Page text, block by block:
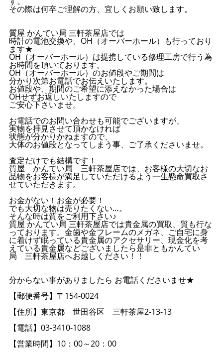
その際は何卒ご理解の方、宜しくお願い致します。
質屋 かんてい局 三軒茶屋店では
時計の電池交換や、OH（オーバーホール）も行っており
ます★
OH（オーバーホール）は提携している修理工房で行う為
お時間を頂いております。
OH（オーバーホール）のお値段やご期間は
分かり次第お電話でお伝えいたします。
お値段や、期間のご希望に添えなかった場合は
OHせずお返しいたしますので
ご安心下さいませ。
お電話でのお問い合わせも可能でございますが、
実物を拝見させて頂かなければ
状態が分かりかねますので、
大体のお値段となってしまう事、ご了承くださいませ。
査定だけでも結構です！
質屋 かんてい局 三軒茶屋店では、お客様の大切なお
品物をお客様が満足していただけるよう一生懸命買取さ
せていただきます。
お金がない！お金が必要！
でも大切な物は売りたくない…。
そんな時は質をご利用下さい♪
質屋 かんてい局 三軒茶屋店では貴金属の買取、質も行な
っております。金歯や金フレームのメガネ、ご自宅に身
に着けず眠っている貴金属のアクセサリー、現金化を考
えている貴金属などございましたら是非ともかんてい
局 三軒茶屋店へお越しください！！
分からない事がありましたら お電話くださいませ★
【郵便番号】〒154-0024
【住所】東京都 世田谷区 三軒茶屋2-13-13
【電話】03-3410-1088
【営業時間】10：00～20：00